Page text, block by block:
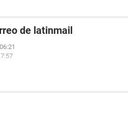
de latinmail